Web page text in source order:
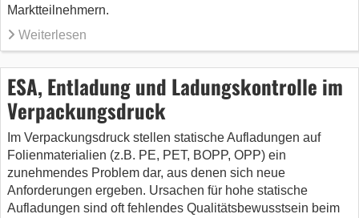
Marktteilnehmern.
Weiterlesen
ESA, Entladung und Ladungskontrolle im
Verpackungsdruck
Im Verpackungsdruck stellen statische Aufladungen auf
Folienmaterialien (z.B. PE, PET, BOPP, OPP) ein
zunehmendes Problem dar, aus denen sich neue
Anforderungen ergeben. Ursachen für hohe statische
Aufladungen sind oft fehlendes Qualitätsbewusstsein beim